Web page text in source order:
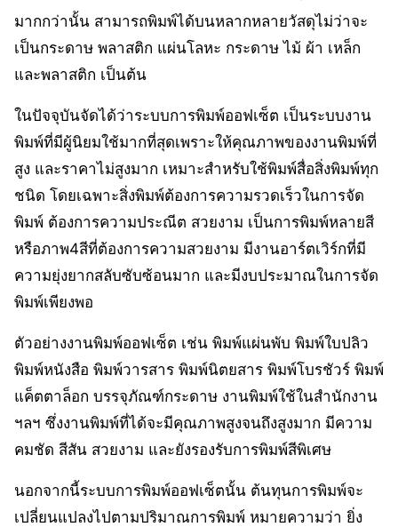
มากกว่านั้น สามารถพิมพ์ได้บนหลากหลายวัสดุไม่ว่าจะ
เป็นกระดาษ พลาสติก แผ่นโลหะ กระดาษ ไม้ ผ้า เหล็ก
และพลาสติก เป็นต้น
ในปัจจุบันจัดได้ว่าระบบการพิมพ์ออฟเซ็ต เป็นระบบงาน
พิมพ์ที่มีผู้นิยมใช้มากที่สุดเพราะให้คุณภาพของงานพิมพ์ที่
สูง และราคาไม่สูงมาก เหมาะสําหรับใช้พิมพ์สื่อสิ่งพิมพ์ทุก
ชนิด โดยเฉพาะสิ่งพิมพ์ต้องการความรวดเร็วในการจัด
พิมพ์ ต้องการความประณีต สวยงาม เป็นการพิมพ์หลายสี
หรือภาพ4สีที่ต้องการความสวยงาม มีงานอาร์ตเวิร์กที่มี
ความยุ่งยากสลับซับซ้อนมาก และมีงบประมาณในการจัด
พิมพ์เพียงพอ
ตัวอย่างงานพิมพ์ออฟเซ็ต เช่น พิมพ์แผ่นพับ พิมพ์ใบปลิว
พิมพ์หนังสือ พิมพ์วารสาร พิมพ์นิตยสาร พิมพ์โบรชัวร์ พิมพ์
แค็ตตาล็อก บรรจุภัณฑ์กระดาษ งานพิมพ์ใช้ในสํานักงาน
ฯลฯ ซึ่งงานพิมพ์ที่ได้จะมีคุณภาพสูงจนถึงสูงมาก มีความ
คมชัด สีสัน สวยงาม และยังรองรับการพิมพ์สีพิเศษ
นอกจากนี้ระบบการพิมพ์ออฟเซ็ตนั้น ต้นทุนการพิมพ์จะ
เปลี่ยนแปลงไปตามปริมาณการพิมพ์ หมายความว่า ยิ่ง